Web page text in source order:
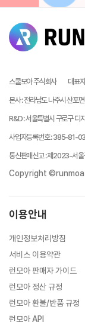
스쿨모아 주식회사 대표자
본사:전라남도 나주시 산포
R&D:서울특별시 구로구 디
사업자등록번호:385-81-
통신판매신고:제2023-서
Copyright ©runmoa
이용안내
개인정보처리방침
서비스 이용약관
런모아 판매자 가이드
런모아 정산 규정
런모아 환불/반품 규정
런모아 API